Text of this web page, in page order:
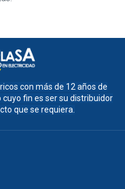
con más de 12 años de
fin es ser su distribuidor
que se requiera.